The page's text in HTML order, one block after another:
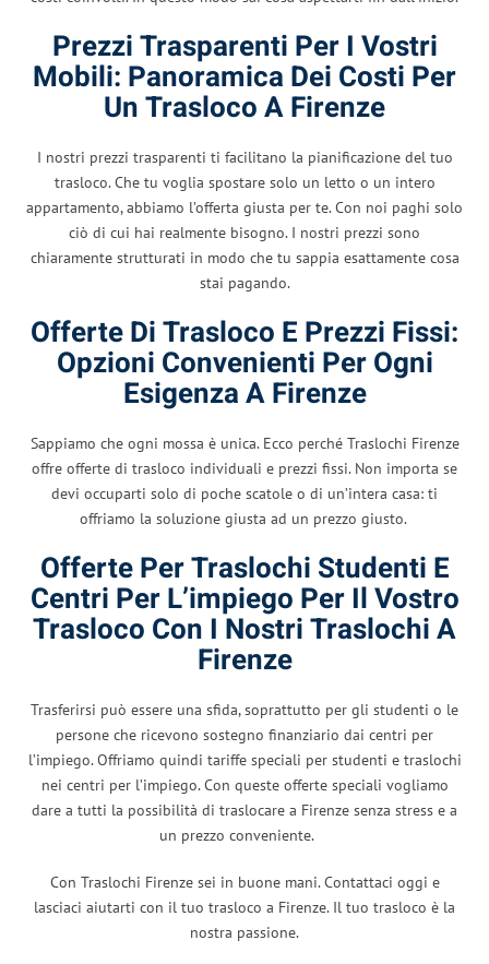
Prezzi Trasparenti Per I Vostri
Mobili: Panoramica Dei Costi Per
Un Trasloco A Firenze
I nostri prezzi trasparenti ti facilitano la pianificazione del tuo
trasloco. Che tu voglia spostare solo un letto o un intero
appartamento, abbiamo l’offerta giusta per te. Con noi paghi solo
ciò di cui hai realmente bisogno. I nostri prezzi sono
chiaramente strutturati in modo che tu sappia esattamente cosa
stai pagando.
Offerte Di Trasloco E Prezzi Fissi:
Opzioni Convenienti Per Ogni
Esigenza A Firenze
Sappiamo che ogni mossa è unica. Ecco perché Traslochi Firenze
offre offerte di trasloco individuali e prezzi fissi. Non importa se
devi occuparti solo di poche scatole o di un’intera casa: ti
offriamo la soluzione giusta ad un prezzo giusto.
Offerte Per Traslochi Studenti E
Centri Per L’impiego Per Il Vostro
Trasloco Con I Nostri Traslochi A
Firenze
Trasferirsi può essere una sfida, soprattutto per gli studenti o le
persone che ricevono sostegno finanziario dai centri per
l’impiego. Offriamo quindi tariffe speciali per studenti e traslochi
nei centri per l’impiego. Con queste offerte speciali vogliamo
dare a tutti la possibilità di traslocare a Firenze senza stress e a
un prezzo conveniente.
Con Traslochi Firenze sei in buone mani. Contattaci oggi e
lasciaci aiutarti con il tuo trasloco a Firenze. Il tuo trasloco è la
nostra passione.